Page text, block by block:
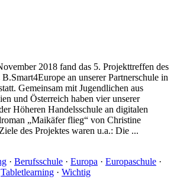
2018 fand das 5. Projekttreffen des
an unserer Partnerschule in
Gemeinsam mit Jugendlichen aus
und Österreich haben vier unserer
Höheren Handelsschule an digitalen
„Maikäfer flieg“ von Christine
des Projektes waren u.a.: Die ...
· Berufsschule · Europa · Europaschule ·
Tabletlearning · Wichtig